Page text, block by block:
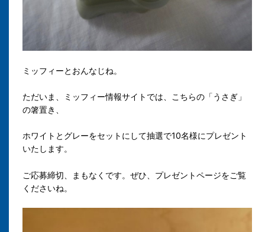
ミッフィーとおんなじね。
ただいま、ミッフィー情報サイトでは、こちらの「うさぎ」
の箸置き、
ホワイトとグレーをセットにして抽選で10名様にプレゼント
いたします。
ご応募締切、まもなくです。ぜひ、プレゼントページをご覧
くださいね。